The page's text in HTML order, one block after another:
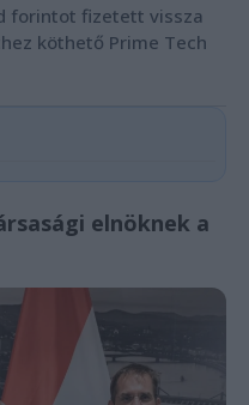
forintot fizetett vissza
köthető Prime Tech
elnöknek a